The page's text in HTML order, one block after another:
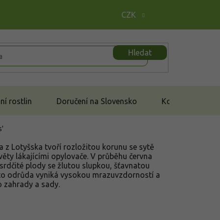
CZK
Hledat
rostlin Doručení na Slovensko Kontakt
z Lotyšska tvoří rozložitou korunu se sytě
lákajícími opylovače. V průběhu června
plody se žlutou slupkou, šťavnatou
odrůda vyniká vysokou mrazuvzdorností a
zahrady a sady.